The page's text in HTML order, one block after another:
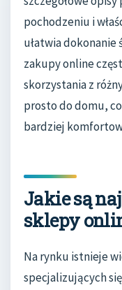
pochodzeniu i
ułatwia
zakupy online
skorzystania z
prosto do domu,
bardziej
Jakie są
sklepy
Na rynku istnieje
specjalizujących